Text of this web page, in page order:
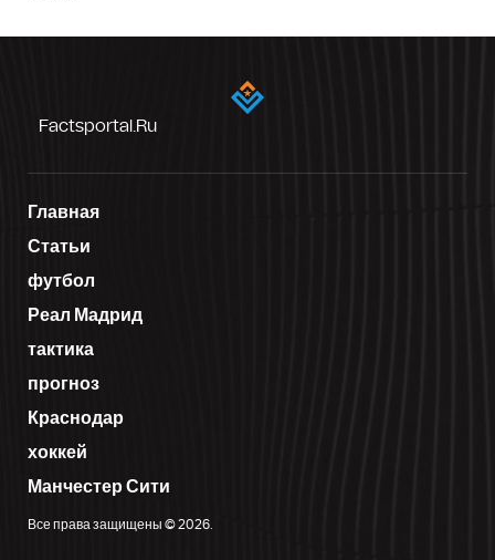
Factsportal.ru
Главная
Статьи
футбол
Реал Мадрид
тактика
прогноз
Краснодар
хоккей
Манчестер Сити
Все права защищены © 2026.